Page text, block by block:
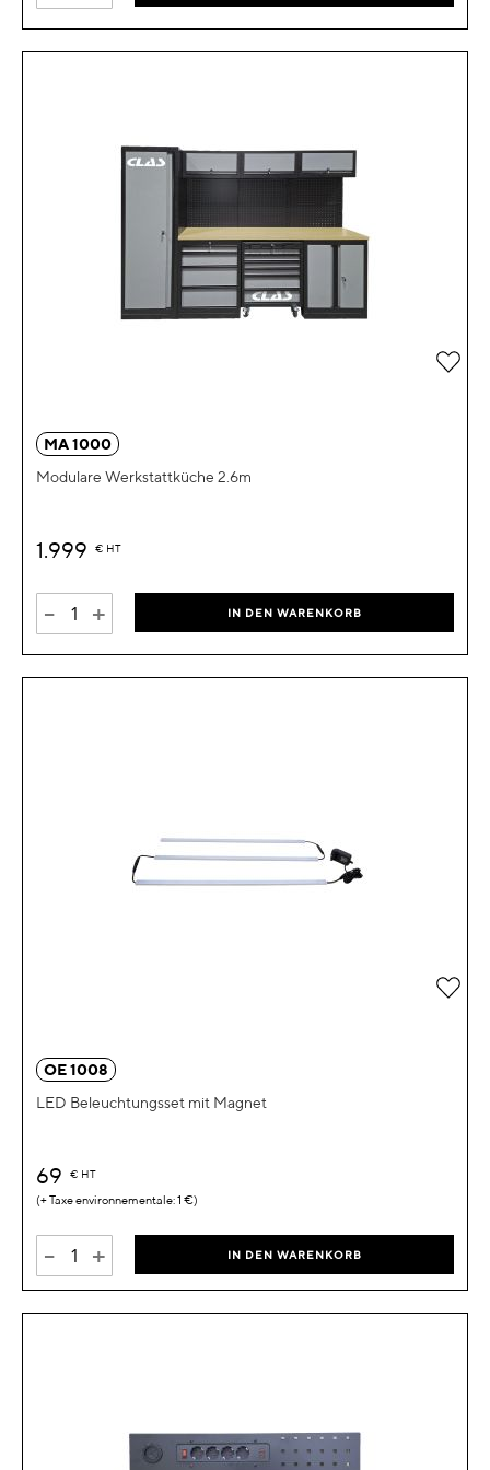
MA 1000
Modulare Werkstattküche 2.6m
1.999 € HT
- + IN DEN WARENKORB
Zur
OE 1008
LED Beleuchtungsset mit Magnet
69 € HT
1 €
- + IN DEN WARENKORB
Zur